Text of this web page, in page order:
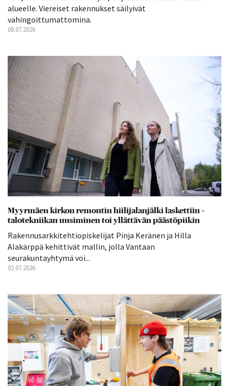
alueelle. Viereiset rakennukset säilyivät
vahingoittumattomina.
08.07.2026
Myyrmäen kirkon remontin hiilijalanjälki laskettiin –
talotekniikan uusiminen toi yllättävän päästöpiikin
Rakennusarkkitehtiopiskelijat Pinja Keränen ja Hilla
Alakärppä kehittivät mallin, jolla Vantaan
seurakuntayhtymä voi...
02.07.2026